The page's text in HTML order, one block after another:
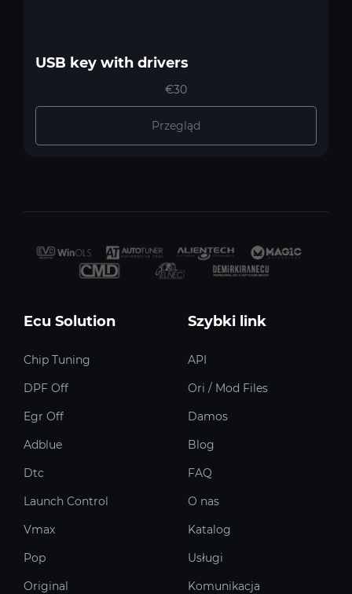
USB key with drivers
€30
Przegląd
Ecu Solution
Chip Tuning
DPF Off
Egr Off
Adblue
Dtc
Launch Control
Vmax
Pop
Original
Szybki link
API
Ori / Mod Files
Damos
Blog
FAQ
O nas
Katalog
Usługi
Komunikacja